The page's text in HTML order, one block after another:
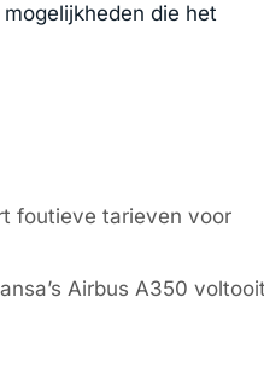
die het
foutieve tarieven voor
Airbus A350